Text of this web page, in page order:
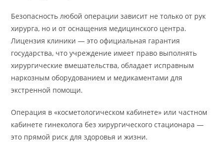
Безопасность любой операции зависит не только от рук
хирурга, но и от оснащения медицинского центра.
Лицензия клиники — это официальная гарантия
государства, что учреждение имеет право выполнять
хирургические вмешательства, обладает исправным
наркозным оборудованием и медикаментами для
экстренной помощи.
Операция в «косметологическом кабинете» или частном
кабинете гинеколога без хирургического стационара —
это прямой риск для здоровья и жизни.